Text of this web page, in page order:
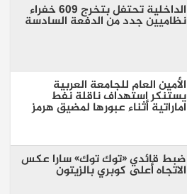
الداخلية تحتفل بتخرج 609 خفراء
نظاميين جدد من الدفعة السادسة
الأمين العام للجامعة العربية
يستنكر استهداف ناقلة نفط
اماراتية أثناء عبورها لمضيق هرمز
ضبط قائدي «توك توك» سارا عكس
الاتجاه أعلى كوبري بالزيتون